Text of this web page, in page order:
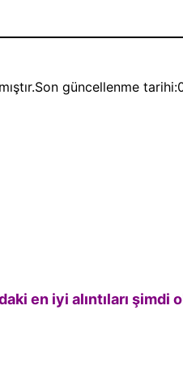
Son güncellenme tarihi:
en iyi alıntıları şimdi